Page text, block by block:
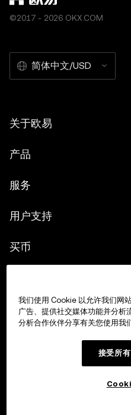
©2017 - 2026 OKX.COM
简体中文/USD
关于欧易
产品
服务
用户支持
买币
交易
我们使用 Cookie 以允许我们网
广告、提供社交媒体功能并分析
分析合作伙伴分享有关您使用我
接受所